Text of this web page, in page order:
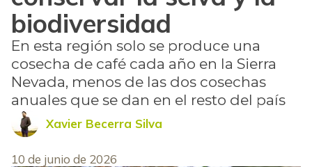
biodiversidad
En esta región solo se produce una
cosecha de café cada año en la Sierra
Nevada, menos de las dos cosechas
anuales que se dan en el resto del país
Xavier Becerra Silva
10 de junio de 2026